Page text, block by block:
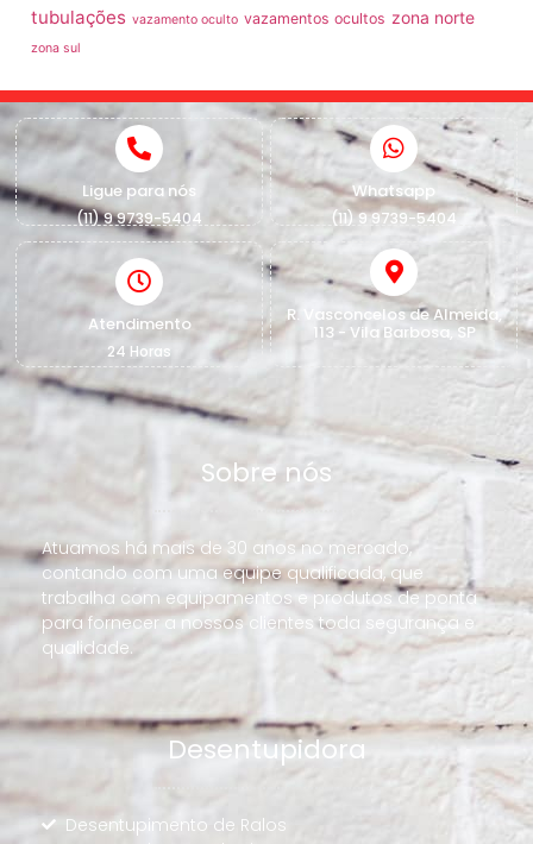
tubulações vazamento oculto vazamentos ocultos zona norte
zona sul
Ligue para nós
(11) 9 9739-5404
Whatsapp
(11) 9 9739-5404
Atendimento
24 Horas
R. Vasconcelos de Almeida,
113 - Vila Barbosa, SP
Sobre nós
Atuamos há mais de 30 anos no mercado,
contando com uma equipe qualificada, que
trabalha com equipamentos e produtos de ponta
para fornecer a nossos clientes toda segurança e
qualidade.
Desentupidora
Desentupimento de Ralos